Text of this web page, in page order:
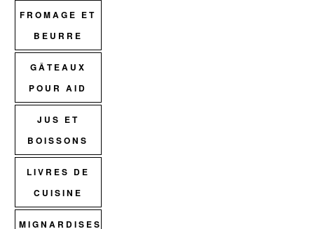
FROMAGE ET
BEURRE
GÂTEAUX
POUR AID
JUS ET
BOISSONS
LIVRES DE
CUISINE
MIGNARDISES